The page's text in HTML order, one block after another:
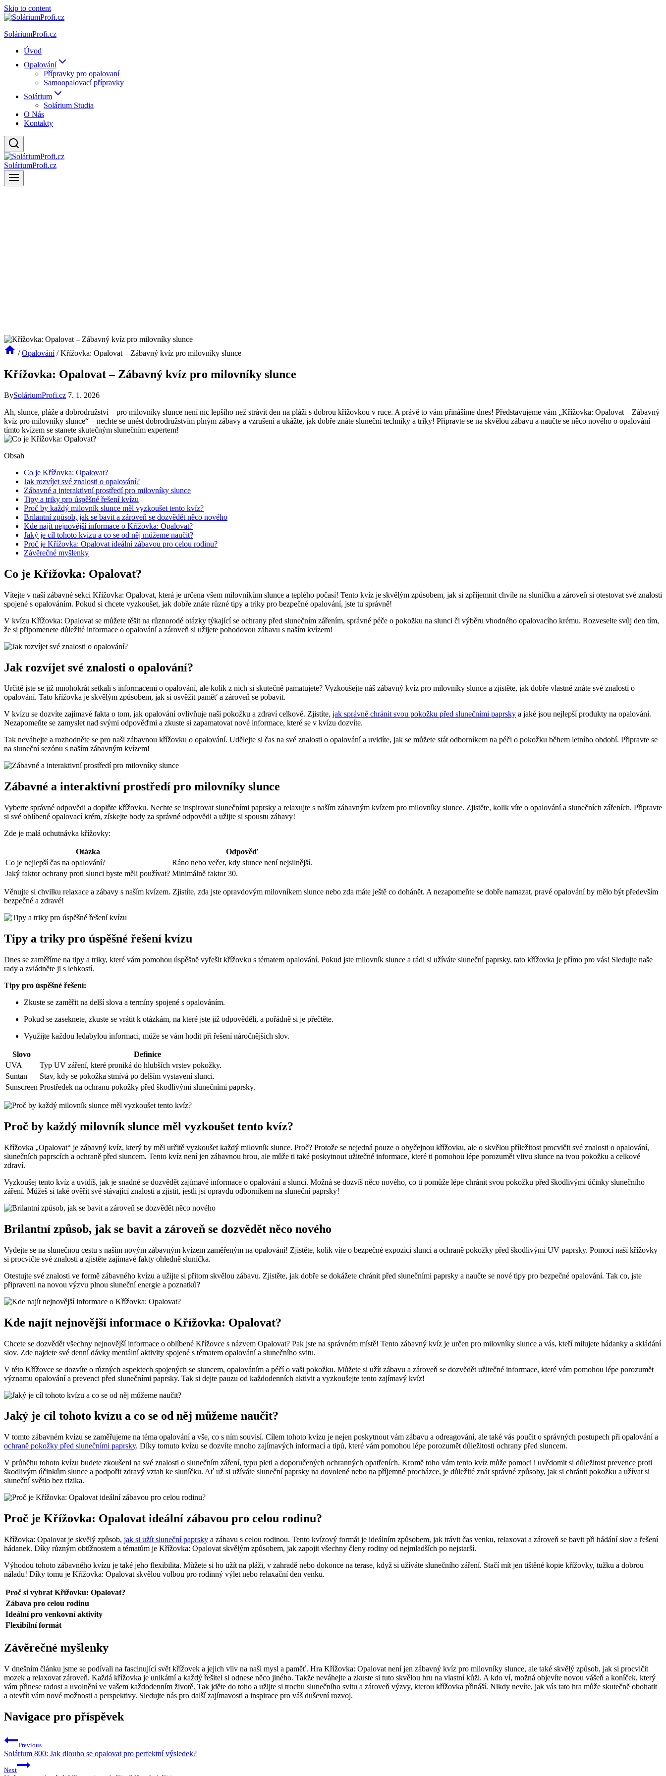
Skip to content
SoláriumProfi.cz
Úvod
Opalování
Přípravky pro opalovaní
Samoopalovací přípravky
Solárium
Solárium Studia
O Nás
Kontakty
SoláriumProfi.cz
/ Opalování / Křížovka: Opalovat – Zábavný kvíz pro milovníky slunce
Křížovka: Opalovat – Zábavný kvíz pro milovníky slunce
BySoláriumProfi.cz 7. 1. 2026
Ah, slunce, pláže a dobrodružství – pro milovníky slunce není nic lepšího než strávit den na pláži s dobrou křížovkou v ruce. A právě to vám přinášíme dnes! Představujeme vám „Křížovka: Opalovat – Zábavný
kvíz pro milovníky slunce“ – nechte se unést dobrodružstvím plným zábavy a vzrušení a ukážte, jak dobře znáte sluneční techniky a triky! Připravte se na skvělou zábavu a naučte se něco nového o opalování –
tímto kvízem se stanete skutečným slunečním expertem!
Obsah
Co je Křížovka: Opalovat?
Jak rozvíjet své znalosti o opalování?
Zábavné a interaktivní prostředí pro milovníky slunce
Tipy a triky pro úspěšné řešení kvízu
Proč by každý milovník slunce měl vyzkoušet tento kvíz?
Brilantní způsob, jak se bavit a zároveň se dozvědět něco nového
Kde najít nejnovější informace o Křížovka: Opalovat?
Jaký je cíl tohoto kvízu a co se od něj můžeme naučit?
Proč je Křížovka: Opalovat ideální zábavou pro celou rodinu?
Závěrečné myšlenky
Co je Křížovka: Opalovat?
Vítejte v naší zábavné sekci Křížovka: Opalovat, která je určena všem milovníkům slunce a teplého počasí! Tento kvíz je skvělým způsobem, jak si zpříjemnit chvíle na sluníčku a zároveň si otestovat své znalosti
spojené s opalováním. Pokud si chcete vyzkoušet, jak dobře znáte různé tipy a triky pro bezpečné opalování, jste tu správně!
V kvízu Křížovka: Opalovat se můžete těšit na různorodé otázky týkající se ochrany před slunečním zářením, správné péče o pokožku na slunci či výběru vhodného opalovacího krému. Rozveselte svůj den tím,
že si připomenete důležité informace o opalování a zároveň si užijete pohodovou zábavu s naším kvízem!
Jak rozvíjet své znalosti o opalování?
Určitě jste se již mnohokrát setkali s informacemi o opalování, ale kolik z nich si skutečně pamatujete? Vyzkoušejte náš zábavný kvíz pro milovníky slunce a zjistěte, jak dobře vlastně znáte své znalosti o
opalování. Tato křížovka je skvělým způsobem, jak si osvěžit paměť a zároveň se pobavit.
V kvízu se dozvíte zajímavé fakta o tom, jak opalování ovlivňuje naši pokožku a zdraví celkově. Zjistíte, jak správně chránit svou pokožku před slunečními paprsky a jaké jsou nejlepší produkty na opalování.
Nezapomeňte se zamyslet nad svými odpověďmi a zkuste si zapamatovat nové informace, které se v kvízu dozvíte.
Tak neváhejte a rozhodněte se pro naši zábavnou křížovku o opalování. Udělejte si čas na své znalosti o opalování a uvidíte, jak se můžete stát odborníkem na péči o pokožku během letního období. Připravte se
na sluneční sezónu s naším zábavným kvízem!
Zábavné a interaktivní prostředí pro milovníky slunce
Vyberte správné odpovědi a doplňte křížovku. Nechte se inspirovat slunečními paprsky a relaxujte s naším zábavným kvízem pro milovníky slunce. Zjistěte, kolik víte o opalování a slunečních zářeních. Připravte
si své oblíbené opalovací krém, získejte body za správné odpovědi a užijte si spoustu zábavy!
Zde je malá ochutnávka křížovky:
Otázka
Odpověď
Co je nejlepší čas na opalování?
Ráno nebo večer, kdy slunce není nejsilnější.
Jaký faktor ochrany proti slunci byste měli používat? Minimálně faktor 30.
Věnujte si chvilku relaxace a zábavy s naším kvízem. Zjistíte, zda jste opravdovým milovníkem slunce nebo zda máte ještě co dohánět. A nezapomeňte se dobře namazat, pravé opalování by mělo být především
bezpečné a zdravé!
Tipy a triky pro úspěšné řešení kvízu
Dnes se zaměříme na tipy a triky, které vám pomohou úspěšně vyřešit křížovku s tématem opalování. Pokud jste milovník slunce a rádi si užíváte sluneční paprsky, tato křížovka je přímo pro vás! Sledujte naše
rady a zvládněte ji s lehkostí.
Tipy pro úspěšné řešení:
Zkuste se zaměřit na delší slova a termíny spojené s opalováním.
Pokud se zaseknete, zkuste se vrátit k otázkám, na které jste již odpověděli, a pořádně si je přečtěte.
Využijte každou ledabylou informaci, může se vám hodit při řešení náročnějších slov.
Slovo
Definice
UVA
Typ UV záření, které proniká do hlubších vrstev pokožky.
Suntan
Stav, kdy se pokožka stmívá po delším vystavení slunci.
Sunscreen Prostředek na ochranu pokožky před škodlivými slunečními paprsky.
Proč by každý milovník slunce měl vyzkoušet tento kvíz?
Křížovka „Opalovat“ je zábavný kvíz, který by měl určitě vyzkoušet každý milovník slunce. Proč? Protože se nejedná pouze o obyčejnou křížovku, ale o skvělou příležitost procvičit své znalosti o opalování,
slunečních paprscích a ochraně před sluncem. Tento kvíz není jen zábavnou hrou, ale může ti také poskytnout užitečné informace, které ti pomohou lépe porozumět vlivu slunce na tvou pokožku a celkové
zdraví.
Vyzkoušej tento kvíz a uvidíš, jak je snadné se dozvědět zajímavé informace o opalování a slunci. Možná se dozvíš něco nového, co ti pomůže lépe chránit svou pokožku před škodlivými účinky slunečního
záření. Můžeš si také ověřit své stávající znalosti a zjistit, jestli jsi opravdu odborníkem na sluneční paprsky!
Brilantní způsob, jak se bavit a zároveň se dozvědět něco nového
Vydejte se na slunečnou cestu s naším novým zábavným kvízem zaměřeným na opalování! Zjistěte, kolik víte o bezpečné expozici slunci a ochraně pokožky před škodlivými UV paprsky. Pomocí naší křížovky
si procvičte své znalosti a zjistěte zajímavé fakty ohledně sluníčka.
Otestujte své znalosti ve formě zábavného kvízu a užijte si přitom skvělou zábavu. Zjistěte, jak dobře se dokážete chránit před slunečními paprsky a naučte se nové tipy pro bezpečné opalování. Tak co, jste
připraveni na novou výzvu plnou sluneční energie a poznatků?
Kde najít nejnovější informace o Křížovka: Opalovat?
Chcete se dozvědět všechny nejnovější informace o oblíbené Křížovce s názvem Opalovat? Pak jste na správném místě! Tento zábavný kvíz je určen pro milovníky slunce a vás, kteří milujete hádanky a skládání
slov. Zde najdete své denní dávky mentální aktivity spojené s tématem opalování a slunečního svitu.
V této Křížovce se dozvíte o různých aspektech spojených se sluncem, opalováním a péčí o vaši pokožku. Můžete si užít zábavu a zároveň se dozvědět užitečné informace, které vám pomohou lépe porozumět
významu opalování a prevenci před slunečními paprsky. Tak si dejte pauzu od každodenních aktivit a vyzkoušejte tento zajímavý kvíz!
Jaký je cíl tohoto kvízu a co se od něj můžeme naučit?
V tomto zábavném kvízu se zaměřujeme na téma opalování a vše, co s ním souvisí. Cílem tohoto kvízu je nejen poskytnout vám zábavu a odreagování, ale také vás poučit o správných postupech při opalování a
ochraně pokožky před slunečními paprsky. Díky tomuto kvízu se dozvíte mnoho zajímavých informací a tipů, které vám pomohou lépe porozumět důležitosti ochrany před sluncem.
V průběhu tohoto kvízu budete zkoušeni na své znalosti o slunečním záření, typu pleti a doporučených ochranných opatřeních. Kromě toho vám tento kvíz může pomoci i uvědomit si důležitost prevence proti
škodlivým účinkům slunce a podpořit zdravý vztah ke sluníčku. Ať už si užíváte sluneční paprsky na dovolené nebo na příjemné procházce, je důležité znát správné způsoby, jak si chránit pokožku a užívat si
sluneční světlo bez rizika.
Proč je Křížovka: Opalovat ideální zábavou pro celou rodinu?
Křížovka: Opalovat je skvělý způsob, jak si užít sluneční paprsky a zábavu s celou rodinou. Tento kvízový formát je ideálním způsobem, jak trávit čas venku, relaxovat a zároveň se bavit při hádání slov a řešení
hádanek. Díky různým obtížnostem a tématům je Křížovka: Opalovat skvělým způsobem, jak zapojit všechny členy rodiny od nejmladších po nejstarší.
Výhodou tohoto zábavného kvízu je také jeho flexibilita. Můžete si ho užít na pláži, v zahradě nebo dokonce na terase, když si užíváte slunečního záření. Stačí mít jen tištěné kopie křížovky, tužku a dobrou
náladu! Díky tomu je Křížovka: Opalovat skvělou volbou pro rodinný výlet nebo relaxační den venku.
Proč si vybrat Křížovku: Opalovat?
Zábava pro celou rodinu
Ideální pro venkovní aktivity
Flexibilní formát
Závěrečné myšlenky
V dnešním článku jsme se podívali na fascinující svět křížovek a jejich vliv na naši mysl a paměť. Hra Křížovka: Opalovat není jen zábavný kvíz pro milovníky slunce, ale také skvělý způsob, jak si procvičit
mozek a relaxovat zároveň. Každá křížovka je unikátní a každý řešitel si odnese něco jiného. Takže neváhejte a zkuste si tuto skvělou hru na vlastní kůži. A kdo ví, možná objevíte novou vášeň a koníček, který
vám přinese radost a uvolnění ve vašem každodenním životě. Tak jděte do toho a užijte si trochu slunečního svitu a zároveň výzvy, kterou křížovka přináší. Nikdy nevíte, jak vás tato hra může skutečně obohatit
a otevřít vám nové možnosti a perspektivy. Sledujte nás pro další zajímavosti a inspirace pro váš duševní rozvoj.
Navigace pro příspěvek
Previous
Solárium 800: Jak dlouho se opalovat pro perfektní výsledek?
Next